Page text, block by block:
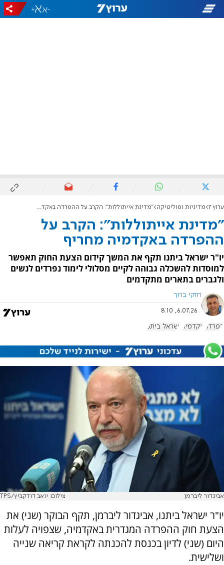
-
+
ערוץ 7 מדיניות ופוליטיקה "מדינת אייתוללות": הקרב על ההפרדה באקדמיה מחריף
"מדינת אייתוללות": הקרב על
ההפרדה באקדמיה מחריף
יו"ר ישראל ביתנו תקף את המשך קידום הצעת החוק תאפשר
למוסדות להשכלה גבוהה לקיים מסלולי לימוד נפרדים לנשים
ולגברים בתארים מתקדמים
חזקי ברוך
6.07.26, 8:10
הפרדה אקדמיה ישראל ביתנו
אביגדור ליברמן צילום: יואב דודקביץ/TPS
יו"ר ישראל ביתנו, אביגדור ליברמן, תקף הבוקר (שני) את
הצעת חוק ההפרדה המגדרית באקדמיה, שצפויה לעלות
היום (שני) לדיון בכנסת להכנתה לקראת קריאה שנייה
ושלישית.